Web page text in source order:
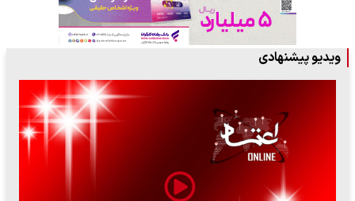
ویدیو پیشنهادی